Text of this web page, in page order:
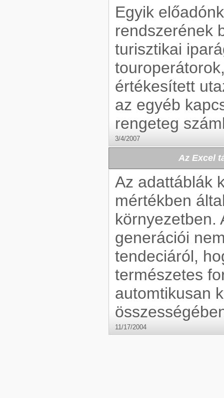
Egyik
rendszerének
turisztikai
értékesített
az egyéb
rengeteg
3/4/2007
Az Excel
Az adattáblák
mértékben
környezetben.
generációi
tendeciáról,
természetes
automtikusan
11/17/2004